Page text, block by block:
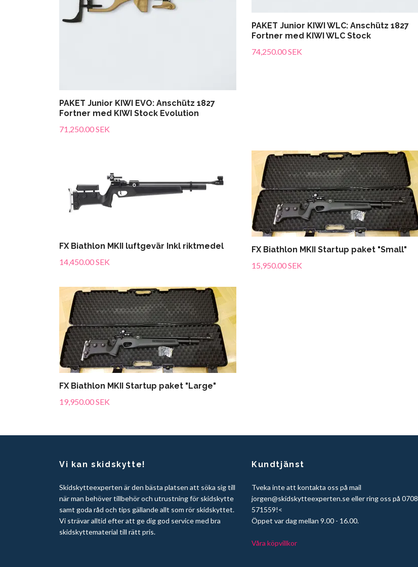
PAKET Junior KIWI EVO: Anschütz 1827
Fortner med KIWI Stock Evolution
71,250.00 SEK
PAKET Junior KIWI WLC: Anschütz 1827
Fortner med KIWI WLC Stock
74,250.00 SEK
FX Biathlon MKII luftgevär Inkl riktmedel
14,450.00 SEK
FX Biathlon MKII Startup paket "Small"
15,950.00 SEK
FX Biathlon MKII Startup paket "Large"
19,950.00 SEK
Vi kan skidskytte!
Skidskytteexperten är den bästa platsen att söka sig till
när man behöver tillbehör och utrustning för skidskytte
samt goda råd och tips gällande allt som rör skidskyttet.
Vi strävar alltid efter att ge dig god service med bra
skidskyttematerial till rätt pris.
Kundtjänst
Tveka inte att kontakta oss på mail
jorgen@skidskytteexperten.seeller ring oss på 0708
571559!<
Öppet var dag mellan 9.00 - 16.00.
Våra köpvillkor